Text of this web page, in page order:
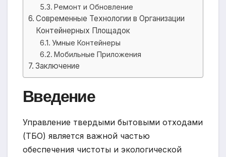
Ремонт и Обновление
Современные Технологии в Организации
Контейнерных Площадок
Умные Контейнеры
Мобильные Приложения
Заключение
Введение
Управление твердыми бытовыми отходами
(ТБО) является важной частью
обеспечения чистоты и экологической